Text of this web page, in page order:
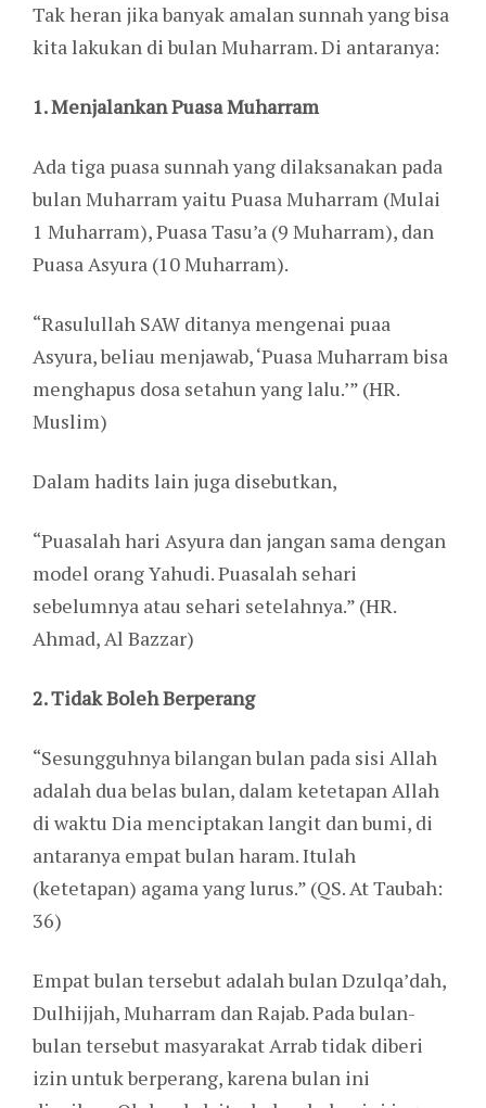
Tak heran jika banyak amalan sunnah yang bisa
kita lakukan di bulan Muharram. Di antaranya:
1. Menjalankan Puasa Muharram
Ada tiga puasa sunnah yang dilaksanakan pada
bulan Muharram yaitu Puasa Muharram (Mulai
1 Muharram), Puasa Tasu’a (9 Muharram), dan
Puasa Asyura (10 Muharram).
“Rasulullah SAW ditanya mengenai puaa
Asyura, beliau menjawab, ‘Puasa Muharram bisa
menghapus dosa setahun yang lalu.’” (HR.
Muslim)
Dalam hadits lain juga disebutkan,
“Puasalah hari Asyura dan jangan sama dengan
model orang Yahudi. Puasalah sehari
sebelumnya atau sehari setelahnya.” (HR.
Ahmad, Al Bazzar)
2. Tidak Boleh Berperang
“Sesungguhnya bilangan bulan pada sisi Allah
adalah dua belas bulan, dalam ketetapan Allah
di waktu Dia menciptakan langit dan bumi, di
antaranya empat bulan haram. Itulah
(ketetapan) agama yang lurus.” (QS. At Taubah:
36)
Empat bulan tersebut adalah bulan Dzulqa’dah,
Dulhijjah, Muharram dan Rajab. Pada bulan-
bulan tersebut masyarakat Arrab tidak diberi
izin untuk berperang, karena bulan ini